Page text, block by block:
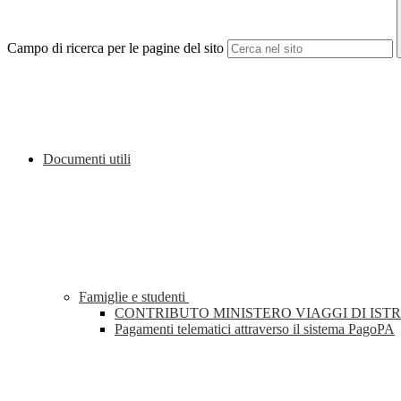
Campo di ricerca per le pagine del sito
Documenti utili
Famiglie e studenti
CONTRIBUTO MINISTERO VIAGGI DI
Pagamenti telematici attraverso il sistema PagoPA